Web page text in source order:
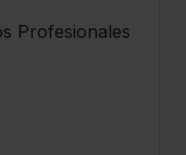
Profesionales